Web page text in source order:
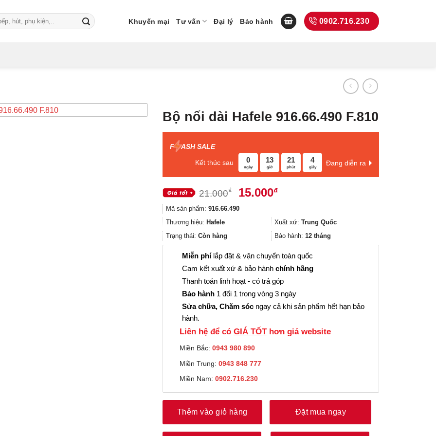
Khuyến mại Tư vấn Đại lý Bảo hành 0902.716.230
Bộ nối dài Hafele 916.66.490 F.810
F ASH SALE
Kết thúc sau 0
ngày
13
giờ
21
phút
3
giây
Đang diễn ra
21.000₫
Giá
là:
21.000₫.
15.000₫Giá
là:
15.000₫.
Mã sản phẩm: 916.66.490
Thương hiệu: Hafele Xuất xứ: Trung Quốc
Trạng thái: Còn hàng Bảo hành: 12 tháng
Miễn phílắp đặt & vận chuyển toàn quốc
Cam kết xuất xứ & bảo hành chính hãng
Thanh toán linh hoạt - có trả góp
Bảo hành 1 đổi 1 trong vòng 3 ngày
Sửa chữa, Chăm sóc ngay cả khi sản phẩm hết hạn bảo
hành.
Liên hệ để có GIÁ TỐThơn giá website
Miền Bắc: 0943 980 890
Miền Trung: 0943 848 777
Miền Nam: 0902.716.230
Thêm vào giỏ hàng Đặt mua ngay